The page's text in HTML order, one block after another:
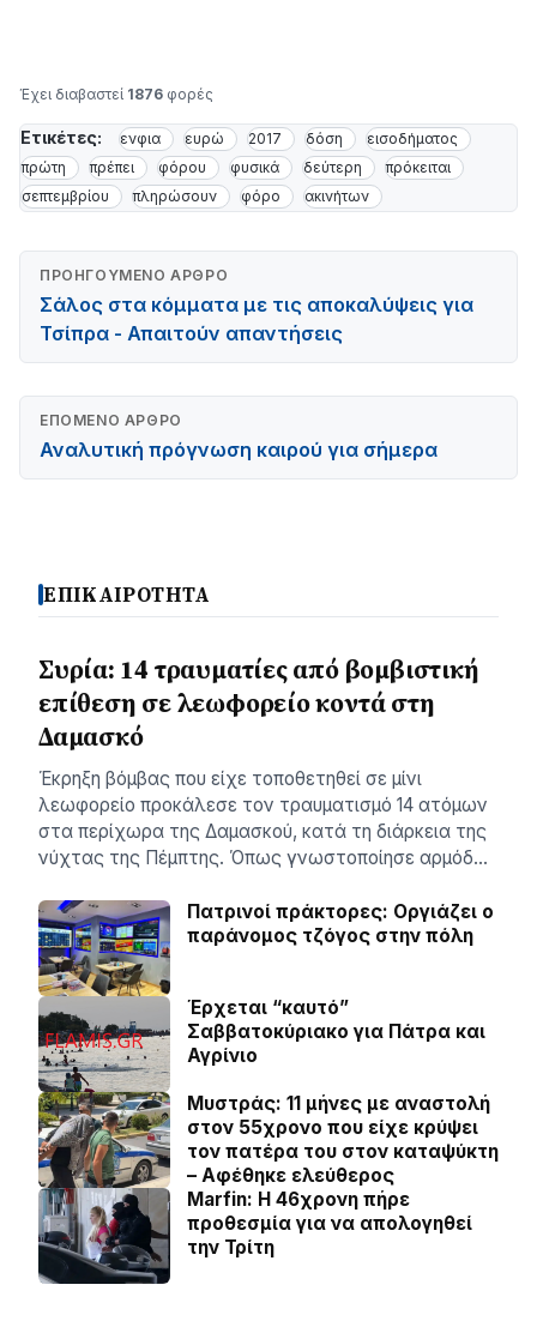
Έχει διαβαστεί 1876 φορές
Ετικέτες: ενφια ευρώ 2017 δόση
εισοδήματος
πρώτη
πρέπει φόρου φυσικά δεύτερη
πρόκειται
σεπτεμβρίου
πληρώσουν φόρο ακινήτων
ΠΡΟΗΓΟΎΜΕΝΟ ΆΡΘΡΟ
Σάλος στα κόμματα με τις αποκαλύψεις για
Τσίπρα - Απαιτούν απαντήσεις
ΕΠΌΜΕΝΟ ΆΡΘΡΟ
Αναλυτική πρόγνωση καιρού για σήμερα
ΕΠΙΚΑΙΡΟΤΗΤΑ
Συρία: 14 τραυματίες από βομβιστική
επίθεση σε λεωφορείο κοντά στη
Δαμασκό
Έκρηξη βόμβας που είχε τοποθετηθεί σε μίνι
λεωφορείο προκάλεσε τον τραυματισμό 14 ατόμων
στα περίχωρα της Δαμασκού, κατά τη διάρκεια της
νύχτας της Πέμπτης. Όπως γνωστοποίησε αρμόδ…
Πατρινοί πράκτορες: Οργιάζει ο
παράνομος τζόγος στην πόλη
Έρχεται “καυτό”
Σαββατοκύριακο για Πάτρα και
Αγρίνιο
Μυστράς: 11 μήνες με αναστολή
στον 55χρονο που είχε κρύψει
τον πατέρα του στον καταψύκτη
– Αφέθηκε ελεύθερος
Marfin: Η 46χρονη πήρε
προθεσμία για να απολογηθεί
την Τρίτη